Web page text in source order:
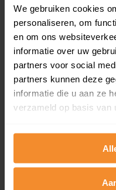
We gebruiken cookies
personaliseren, om
en om ons
informatie over uw
partners voor social
partners kunnen deze
informatie die u aan ze
verzameld op basis van
1981 - 2007
2008 of later
Inwoners
Type